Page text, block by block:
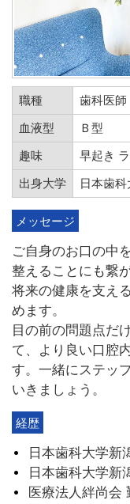
職種 歯科医師
血液型 Ｂ型
趣味 早起き
出身大学 日本歯科
メッセージ
ご自身のお口の中
整えることにも繋
将来の健康を支え
めます。
目の前の問題点だ
て、より良い口腔
す。一緒にステッ
いきましょう。
経歴
日本歯科大学新
日本歯科大学新
医療法人絆尚会